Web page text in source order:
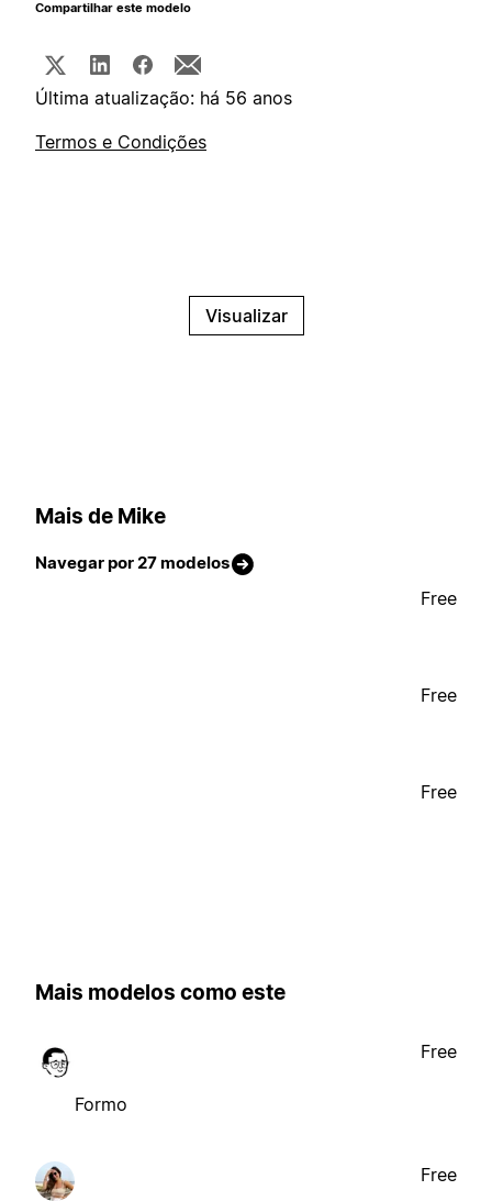
Compartilhar este modelo
Última atualização: há 56 anos
Termos e Condições
Visualizar
Mais de Mike
Navegar por 27 modelos
Free
Free
Free
Mais modelos como este
Formo
Free
Free